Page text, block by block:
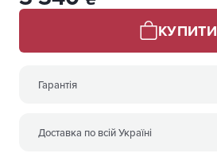
КУПИТИ
Гарантія
Доставка по всій Україні